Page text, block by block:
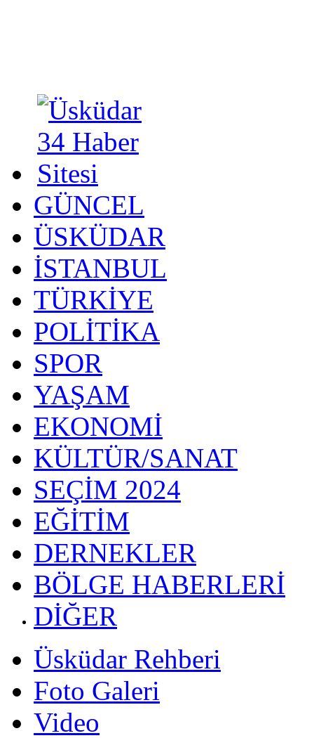
GÜNCEL
ÜSKÜDAR
İSTANBUL
TÜRKİYE
POLİTİKA
SPOR
YAŞAM
EKONOMİ
KÜLTÜR/SANAT
SEÇİM 2024
EĞİTİM
DERNEKLER
BÖLGE HABERLERİ
DİĞER
Üsküdar Rehberi
Foto Galeri
Video